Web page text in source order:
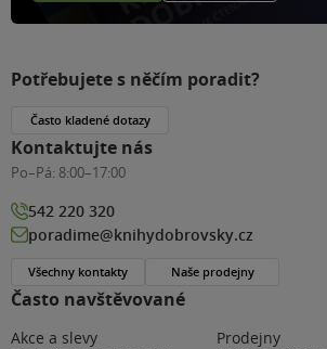
Často navštěvované
Akce a slevy
Prodejny
Potřebujete s něčím poradit?
Často kladené dotazy
Kontaktujte nás
Po–Pá: 8:00–17:00
542 220 320
poradime@knihydobrovsky.cz
Všechny kontakty Naše prodejny